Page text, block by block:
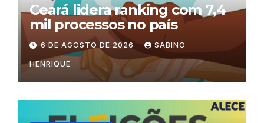
Ceará lidera ranking com 7,4
mil processos no país
6 DE AGOSTO DE 2026 SABINO
HENRIQUE